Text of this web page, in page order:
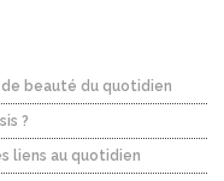
beauté du quotidien
?
liens au quotidien